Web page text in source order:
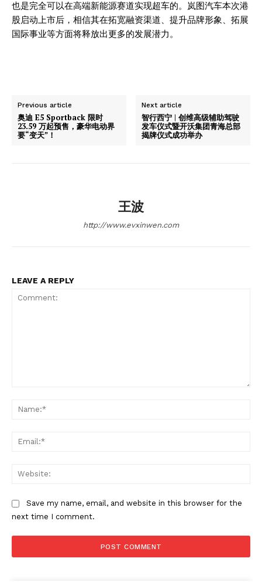
News Week
SUBSCRIBE NOW
Company
About
也是完全可以在高端新能源赛道实现超车的。岚图汽车本次港
股启动上市后，相信其在拓宽融资渠道、提升品牌形象、拓展
国际事业等方面将释放出更多的发展潜力。
Previous article
奥迪 E5 Sportback 限时
23.59 万起预售，豪华电动界
要“变天”！
Next article
智行西宁 | 创维高级辅助驾驶
发车仪式暨开沃集团青海总部
揭牌仪式成功举办
王波
http://www.evxinwen.com
LEAVE A REPLY
Save my name, email, and website in this browser for the
next time I comment.